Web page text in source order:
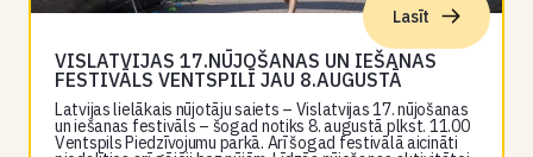
Lasīt
VISLATVIJAS 17.NŪJOŠANAS UN IEŠANAS
FESTIVĀLS VENTSPILĪ JAU 8.AUGUSTĀ
Latvijas lielākais nūjotāju saiets – Vislatvijas 17. nūjošanas
un iešanas festivāls – šogad notiks 8. augustā plkst. 11.00
Ventspils Piedzīvojumu parkā. Arī šogad festivālā aicināti